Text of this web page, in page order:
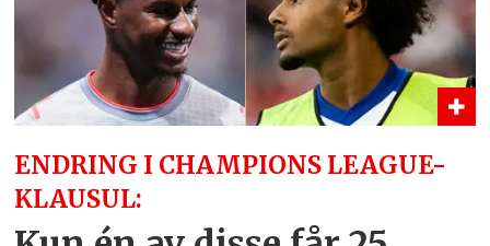
ENDRING I CHAMPIONS LEAGUE-
KLAUSUL: